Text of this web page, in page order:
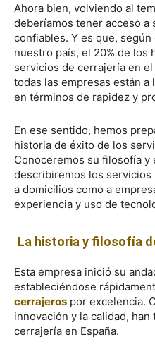
Ahora bien, volviendo al
deberíamos tener acceso
confiables. Y es que,
nuestro país, el 20% de los
servicios de cerrajería en
todas las empresas están a
en términos de rapidez y
En ese sentido, hemos
historia de éxito de los
Conoceremos su filosofía y
describiremos los
a domicilios como a
experiencia y uso de
La historia y filosofía
Esta empresa inició su
estableciéndose
cerrajeros por excelencia.
innovación y la calidad,
cerrajería en España.